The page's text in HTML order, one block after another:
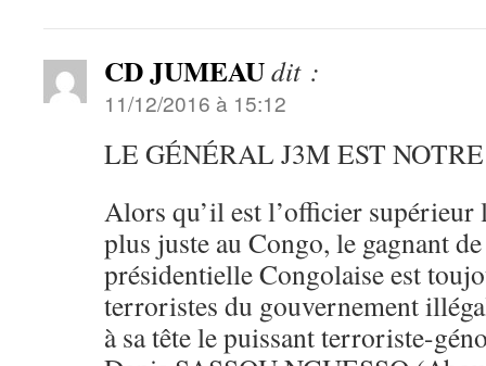
CD JUMEAUdit :
11/12/2016 à 15:12
LE GÉNÉRAL J3M EST
Alors qu’il est l’officier supérieur
plus juste au Congo, le gagnant
présidentielle Congolaise est
terroristes du gouvernement
à sa tête le puissant terroriste-